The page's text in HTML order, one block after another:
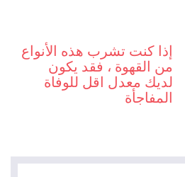
إذا كنت تشرب هذه الأنواع
من القهوة ، فقد يكون
لديك معدل اقل للوفاة
المفاجأة